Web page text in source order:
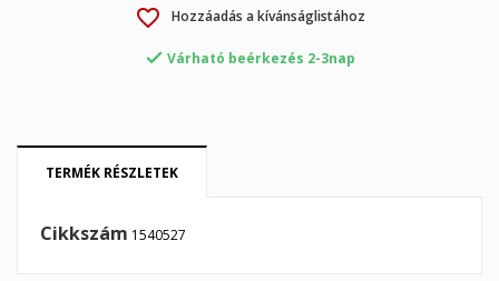
favorite_border Hozzáadás a kívánságlistához
 Várható beérkezés 2-3nap
TERMÉK RÉSZLETEK
Cikkszám 1540527
Create new list